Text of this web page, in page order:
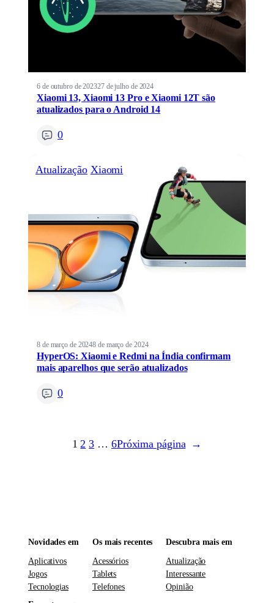
6 de outubro de 202327 de julho de 2024
Xiaomi 13, Xiaomi 13 Pro e Xiaomi 12T são
atualizados para o Android 14
0
Atualização Xiaomi
8 de março de 20248 de março de 2024
HyperOS: Xiaomi e Redmi na Índia confirmam
mais aparelhos que serão atualizados
0
1 2 3 … 6Próxima página →
Novidades em
Aplicativos
Jogos
Tecnologias
Os mais recentes
Acessórios
Tablets
Telefones
Descubra mais em
Atualização
Interessante
Opinião